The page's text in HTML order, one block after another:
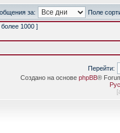
за:
Поле
более 1000 ]
Перейти:
Создано на основе phpBB®
[